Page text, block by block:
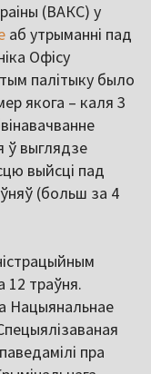
(ВАКС) у
аб утрыманні пад
Офісу
палітыку было
якога – каля 3
ў выглядзе
выйсці пад
(больш за 4
12 траўня.
Нацыянальнае
пра